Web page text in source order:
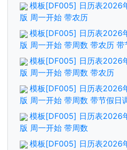
模板[DF005] 日历表2026
版 周一开始 带农历
模板[DF005] 日历表2026
版 周一开始 带周数 带农历
模板[DF005] 日历表2026
版 周一开始 带周数 带农历
模板[DF005] 日历表2026
版 周一开始 带周数 带节假日
模板[DF005] 日历表2026
版 周一开始 带周数
模板[DF005] 日历表2026